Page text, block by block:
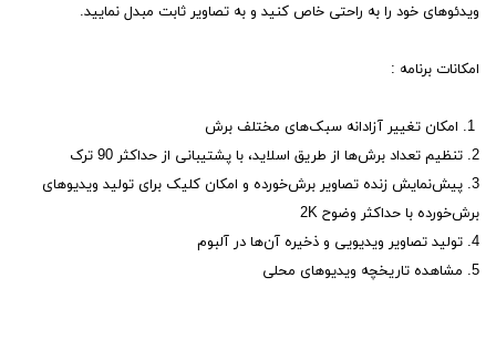
ویدئوهای خود را به راحتی خاص کنید و به تصاویر ثابت مبدل نمایید.
امکانات برنامه :
1. امکان تغییر آزادانه سبک‌های مختلف برش
2. تنظیم تعداد برش‌ها از طریق اسلاید، با پشتیبانی از حداکثر 90 ترک
3. پیش‌نمایش زنده تصاویر برش‌خورده و امکان کلیک برای تولید ویدیوهای
برش‌خورده با حداکثر وضوح 2K
4. تولید تصاویر ویدیویی و ذخیره آن‌ها در آلبوم
5. مشاهده تاریخچه ویدیوهای محلی